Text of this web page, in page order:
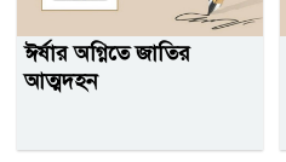
ঈর্ষার অগ্নিতে জাতির
আত্মদহন